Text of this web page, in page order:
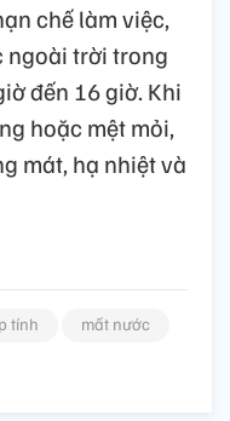
chế làm việc,
ngoài trời trong
đến 16 giờ. Khi
hoặc mệt mỏi,
mát, hạ nhiệt và
tính
mất nước